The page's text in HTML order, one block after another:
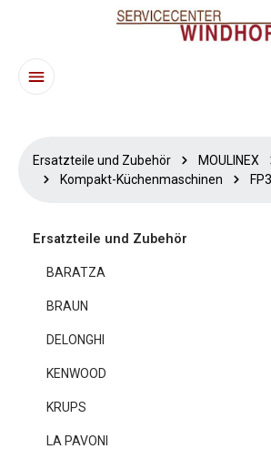
Zum Hauptinhalt springen
Ersatzteile und Zubehör MOULINEX
Kompakt-Küchenmaschinen
Ersatzteile und Zubehör
BARATZA
BRAUN
DELONGHI
KENWOOD
KRUPS
LA PAVONI